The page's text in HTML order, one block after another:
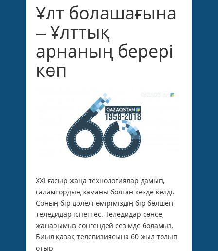
Ұлт болашағына
– Ұлттық
арнаның берері
көп
ХХI ғасыр жаңа технологиялар дамып,
ғаламтордың заманы болған кезде келді.
Соның бір дәлелі өміріміздің бір бөлшегі
теледидар іспеттес. Теледидар сөнсе,
жанарымыз сөнгендей сезімде боламыз.
Биыл қазақ телевизиясына 60 жыл толып
отыр.